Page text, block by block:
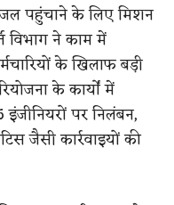
पहुंचाने के लिए मिशन
विभाग ने काम में
के खिलाफ बड़ी
के कार्यों में
पर निलंबन,
जैसी कार्रवाइयों की